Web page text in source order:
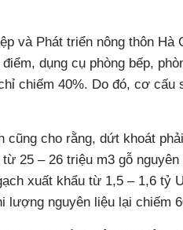
và Phát triển nông thôn Hà
dụng cụ phòng bếp,
chiếm 40%. Do đó, cơ cấu
cũng cho rằng, dứt khoát
25 – 26 triệu m3 gỗ
xuất khẩu từ 1,5 – 1,6 tỷ
lượng nguyên liệu lại chiếm